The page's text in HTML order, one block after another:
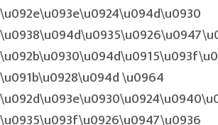
\u092e\u093e\u0924\u094d\u0930
\u091b\u0928\u094d \u0964
\u0935\u093f\u0926\u0947\u0936